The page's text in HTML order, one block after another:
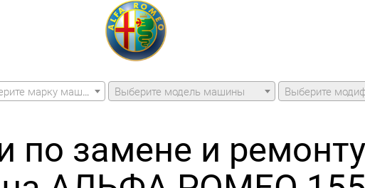
Выберите марку машины Выберите модель машины Выберите
по замене и ремонту